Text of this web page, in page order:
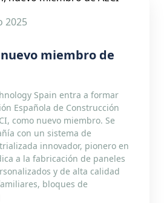
2025
miembro de
Spain entra a formar
Española de Construcción
como nuevo miembro. Se
con un sistema de
innovador, pionero en
a la fabricación de paneles
y de alta calidad
bloques de